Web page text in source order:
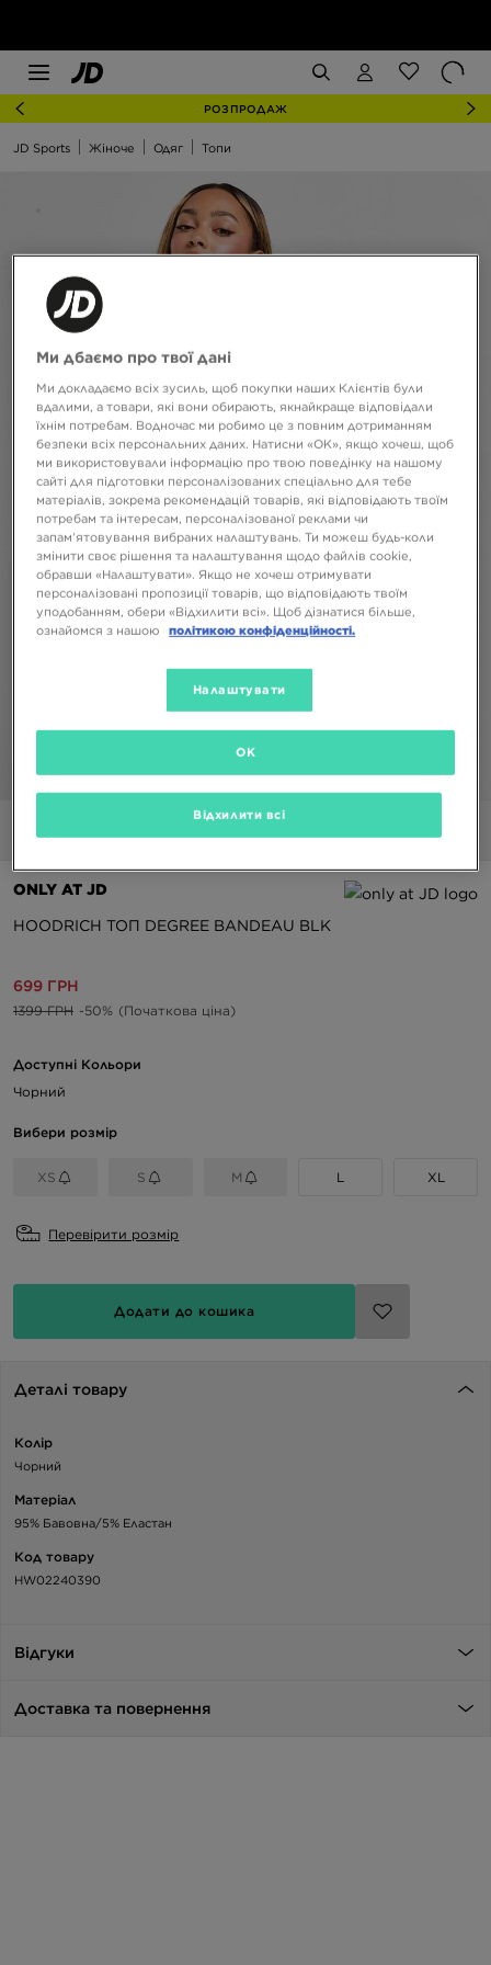
РОЗПРОДАЖ
JD Sports Жіноче Одяг Топи
ONLY AT JD
HOODRICH ТОП DEGREE BANDEAU BLK
699 ГРН
1399 ГРН -50% (Початкова ціна)
Доступні Кольори
Чорний
Вибери розмір
XS S M L XL
Перевірити розмір
Додати до кошика
Деталі товару
Колір
Чорний
Матеріал
95% Бавовна/5% Еластан
Код товару
HW02240390
Відгуки
Доставка та повернення
Ми дбаємо про твої дані
Ми докладаємо всіх зусиль, щоб покупки наших Клієнтів були
вдалими, а товари, які вони обирають, якнайкраще відповідали
їхнім потребам. Водночас ми робимо це з повним дотриманням
безпеки всіх персональних даних. Натисни «OK», якщо хочеш, щоб
ми використовували інформацію про твою поведінку на нашому
сайті для підготовки персоналізованих спеціально для тебе
матеріалів, зокрема рекомендацій товарів, які відповідають твоїм
потребам та інтересам, персоналізованої реклами чи
запам’ятовування вибраних налаштувань. Ти можеш будь-коли
змінити своє рішення та налаштування щодо файлів cookie,
обравши «Налаштувати». Якщо не хочеш отримувати
персоналізовані пропозиції товарів, що відповідають твоїм
уподобанням, обери «Відхилити всі». Щоб дізнатися більше,
ознайомся з нашою
політикою конфіденційності.
Налаштувати
Відхилити всі
OK